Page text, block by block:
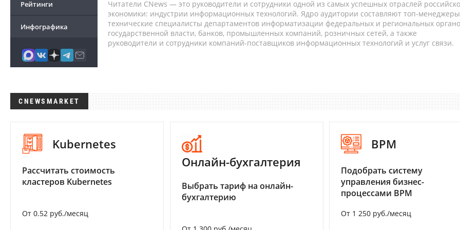
Рейтинги
Инфографика
Читатели CNews — это руководители и сотрудники одной из самых успешных отраслей
экономики: индустрии информационных технологий. Ядро аудитории составляют топ-
технические специалисты департаментов информатизации федеральных и региональных
государственной власти, банков, промышленных компаний, розничных сетей, а также
руководители и сотрудники компаний-поставщиков информационных технологий и услуг связи.
CNEWSMARKET
Kubernetes
Рассчитать стоимость
кластеров Kubernetes
От 0.52 руб./месяц
Онлайн-бухгалтерия
Выбрать тариф на онлайн-
бухгалтерию
BPM
Подобрать систему
управления бизнес-
процессами BPM
От 1 250 руб./месяц